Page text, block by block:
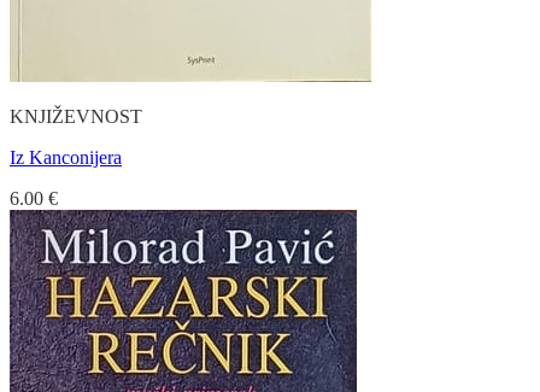
KNJIŽEVNOST
Iz Kanconijera
6.00 €